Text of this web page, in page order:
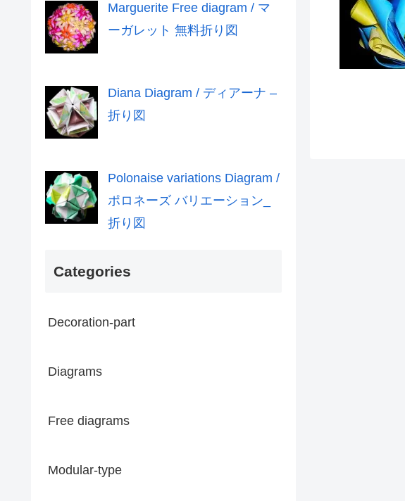
Marguerite Free diagram / マ
ーガレット 無料折り図
Diana Diagram / ディアーナ –
折り図
Polonaise variations Diagram /
ポロネーズ バリエーション_
折り図
Categories
Decoration-part
Diagrams
Free diagrams
Modular-type